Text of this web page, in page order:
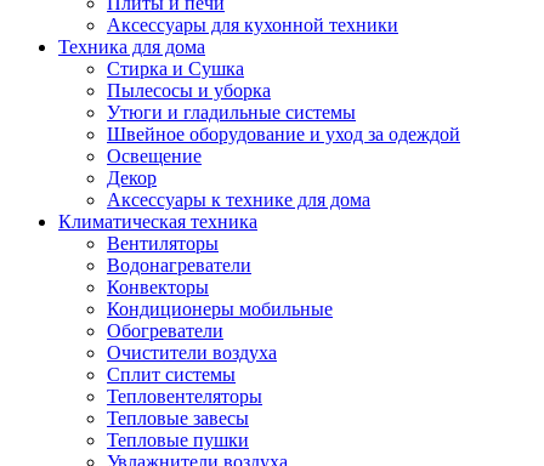
Аксессуары для кухонной техники
Техника для дома
Стирка и Сушка
Пылесосы и уборка
Утюги и гладильные системы
Швейное оборудование и уход за одеждой
Освещение
Декор
Аксессуары к технике для дома
Климатическая техника
Вентиляторы
Водонагреватели
Конвекторы
Кондиционеры мобильные
Обогреватели
Очистители воздуха
Сплит системы
Тепловентеляторы
Тепловые завесы
Тепловые пушки
Увлажнители воздуха